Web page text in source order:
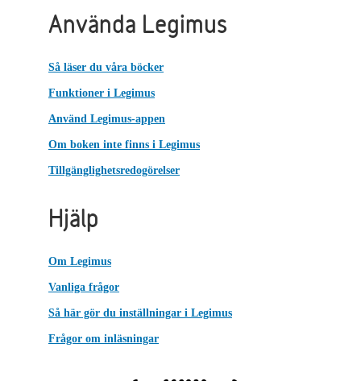
Använda Legimus
Så läser du våra böcker
Funktioner i Legimus
Använd Legimus-appen
Om boken inte finns i Legimus
Tillgänglighetsredogörelser
Hjälp
Om Legimus
Vanliga frågor
Så här gör du inställningar i Legimus
Frågor om inläsningar